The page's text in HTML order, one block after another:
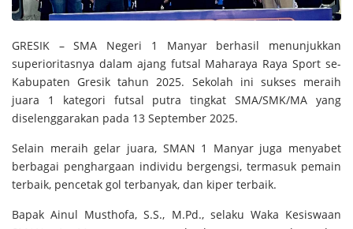
GRESIK – SMA Negeri 1 Manyar berhasil menunjukkan
superioritasnya dalam ajang futsal Maharaya Raya Sport se-
Kabupaten Gresik tahun 2025. Sekolah ini sukses meraih
juara 1 kategori futsal putra tingkat SMA/SMK/MA yang
diselenggarakan pada 13 September 2025.
Selain meraih gelar juara, SMAN 1 Manyar juga menyabet
berbagai penghargaan individu bergengsi, termasuk pemain
terbaik, pencetak gol terbanyak, dan kiper terbaik.
Bapak Ainul Musthofa, S.S., M.Pd., selaku Waka Kesiswaan